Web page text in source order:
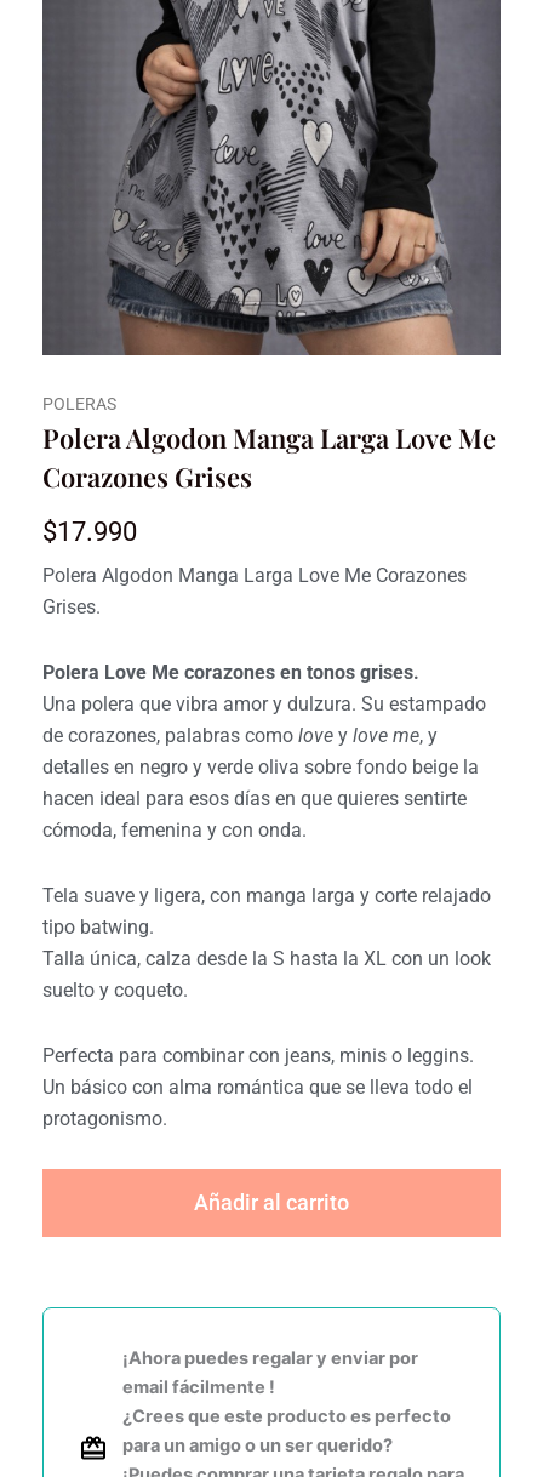
POLERAS
Polera Algodon Manga Larga Love Me
Corazones Grises
$17.990
Polera Algodon Manga Larga Love Me Corazones
Grises.
Polera Love Me corazones en tonos grises.
Una polera que vibra amor y dulzura. Su estampado
de corazones, palabras como lovey love me, y
detalles en negro y verde oliva sobre fondo beige la
hacen ideal para esos días en que quieres sentirte
cómoda, femenina y con onda.
Tela suave y ligera, con manga larga y corte relajado
tipo batwing.
Talla única, calza desde la S hasta la XL con un look
suelto y coqueto.
Perfecta para combinar con jeans, minis o leggins.
Un básico con alma romántica que se lleva todo el
protagonismo.
Añadir al carrito
¡Ahora puedes regalar y enviar por
email fácilmente !
¿Crees que este producto es perfecto
para un amigo o un ser querido?